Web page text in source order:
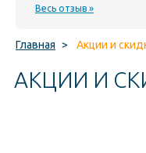
Весь отзыв »
Главная > Акции и
АКЦИИ И